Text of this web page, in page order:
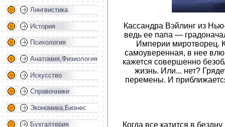
Лингвистика
История
Психология
Анатомия,Физиология
Искусство
Справочники
Экономика,Бизнес
Бухгалтерия
Кассандра Вэйлинг из
ведь ее папа —
Империи миротворец.
самоуверенная, в нее
кажется совершенно
жизнь. Или... нет?
перемены. И
Когда все катится в